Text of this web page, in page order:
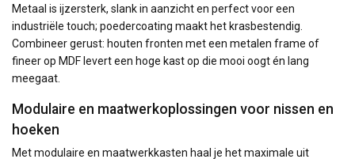
Metaal is ijzersterk, slank in aanzicht en perfect voor een
industriële touch; poedercoating maakt het krasbestendig.
Combineer gerust: houten fronten met een metalen frame of
fineer op MDF levert een hoge kast op die mooi oogt én lang
meegaat.
Modulaire en maatwerkoplossingen voor nissen en
hoeken
Met modulaire en maatwerkkasten haal je het maximale uit